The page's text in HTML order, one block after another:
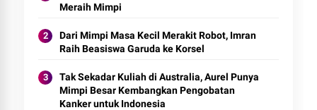
Meraih Mimpi
Dari Mimpi Masa Kecil Merakit Robot, Imran
Raih Beasiswa Garuda ke Korsel
Tak Sekadar Kuliah di Australia, Aurel Punya
Mimpi Besar Kembangkan Pengobatan
Kanker untuk Indonesia